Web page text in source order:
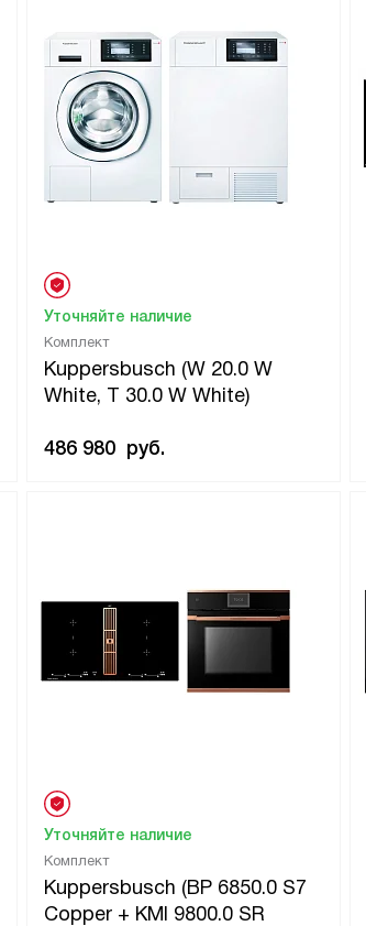
Комплект
Kuppersbusch (W 20.0 W
White, T 30.0 W White)
Уточняйте наличие
486 980 руб.
Комплект
Kuppersbusch (BP 6850.0 S7
Copper + KMI 9800.0 SR
Уточняйте наличие